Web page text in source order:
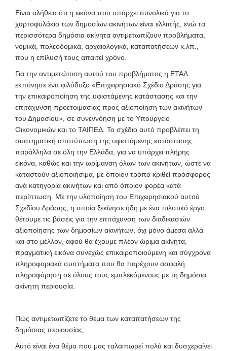
Είναι αλήθεια ότι η εικόνα που υπάρχει συνολικά για το
χαρτοφυλάκιο των δημοσίων ακινήτων είναι ελλιπής, ενώ τα
περισσότερα δημόσια ακίνητα αντιμετωπίζουν προβλήματα,
νομικά, πολεοδομικά, αρχαιολογικά, καταπατήσεων κ.λπ.,
που η επίλυσή τους απαιτεί χρόνο.
Για την αντιμετώπιση αυτού του προβλήματος η ΕΤΑΔ
εκπόνησε ένα φιλόδοξο «Επιχειρησιακό Σχέδιο Δράσης για
την επικαιροποίηση της υφιστάμενης κατάστασης και την
επιτάχυνση προετοιμασίας προς αξιοποίηση των ακινήτων
του Δημοσίου», σε συνεννόηση με το Υπουργείο
Οικονομικών και το ΤΑΙΠΕΔ. Το σχέδιο αυτό προβλέπει τη
συστηματική αποτύπωση της υφιστάμενης κατάστασης
παράλληλα σε όλη την Ελλάδα, για να υπάρχει πλήρης
εικόνα, καθώς και την ωρίμανση όλων των ακινήτων, ώστε να
καταστούν αξιοποιήσιμα, με όποιον τρόπο κριθεί πρόσφορος
ανά κατηγορία ακινήτων και από όποιον φορέα κατά
περίπτωση. Με την υλοποίηση του Επιχειρησιακού αυτού
Σχεδίου Δράσης, η οποία ξεκίνησε ήδη με ένα πιλοτικό έργο,
θέτουμε τις βάσεις για την επιτάχυνση των διαδικασιών
αξιοποίησης των δημοσίων ακινήτων, όχι μόνο άμεσα αλλά
και στο μέλλον, αφού θα έχουμε πλέον ώριμα ακίνητα,
πραγματική εικόνα συνεχώς επικαιροποιούμενη και σύγχρονα
πληροφοριακά συστήματα που θα παρέχουν ασφαλή
πληροφόρηση σε όλους τους εμπλεκόμενους με τη δημόσια
ακίνητη περιουσία.
Πώς αντιμετωπίζετε το θέμα των καταπατήσεων της
δημόσιας περιουσίας;
Αυτό είναι ένα θέμα που μας ταλαιπωρεί πολύ και δυσχεραίνει